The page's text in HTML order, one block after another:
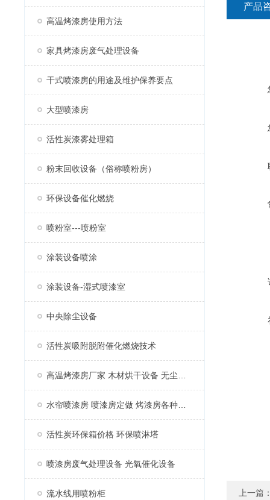
高温烤漆房使用方法
家具烤漆房废气处理设备
干式喷漆房的用途及维护保养要点
大型喷漆房
活性炭漆雾处理箱
粉末回收设备（俗称喷粉房）
环保设备催化燃烧
喷粉室---喷粉室
涂装设备喷涂
涂装设备-湿式喷漆室
中央除尘设备
活性炭吸附脱附催化燃烧技术
活性炭环保箱价格 环保喷淋塔
喷漆房废气处理设备 光氧催化设备
流水线用喷粉柜
产品
上一篇